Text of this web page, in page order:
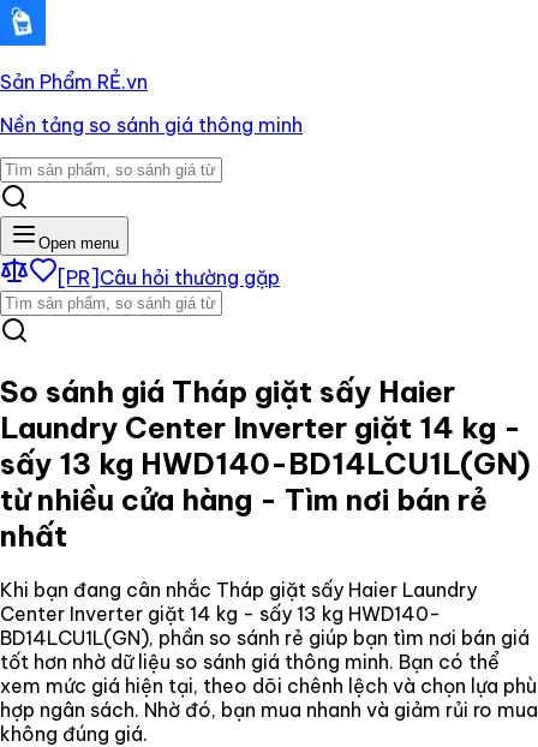
Sản Phẩm RẺ.vn
Nền tảng so sánh giá thông minh
Open menu
[PR] Câu hỏi thường gặp
So sánh giá Tháp giặt sấy Haier
Laundry Center Inverter giặt 14 kg -
sấy 13 kg HWD140-BD14LCU1L(GN)
từ nhiều cửa hàng - Tìm nơi bán rẻ
nhất
Khi bạn đang cân nhắc Tháp giặt sấy Haier Laundry
Center Inverter giặt 14 kg - sấy 13 kg HWD140-
BD14LCU1L(GN), phần so sánh rẻ giúp bạn tìm nơi bán giá
tốt hơn nhờ dữ liệu so sánh giá thông minh. Bạn có thể
xem mức giá hiện tại, theo dõi chênh lệch và chọn lựa phù
hợp ngân sách. Nhờ đó, bạn mua nhanh và giảm rủi ro mua
không đúng giá.